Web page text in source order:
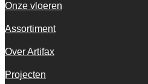
Onze vloeren
Assortiment
Over Artifax
Projecten